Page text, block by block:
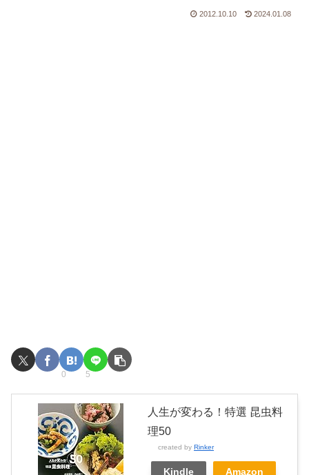
2012.10.10 2024.01.08
0 5
人生が変わる！特選 昆虫料
理50
created by Rinker
Kindle Amazon